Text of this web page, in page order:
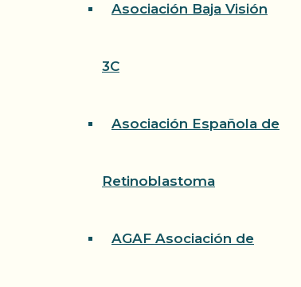
Asociación Baja Visión
3C
Asociación Española de
Retinoblastoma
AGAF Asociación de